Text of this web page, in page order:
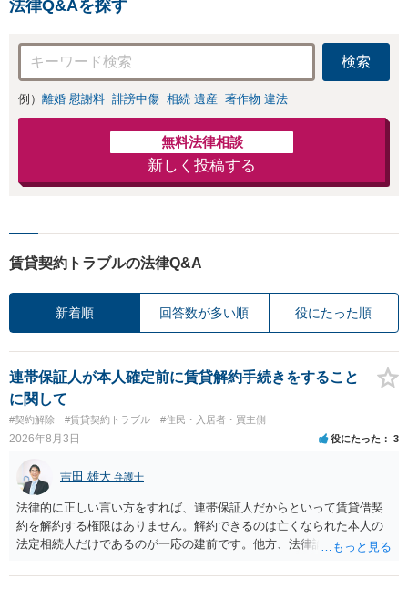
法律Q&Aを探す
検索
例） 離婚 慰謝料 誹謗中傷 相続 遺産 著作物 違法
無料法律相談
新しく投稿する
賃貸契約トラブルの法律Q&A
新着順 回答数が多い順 役にたった順
連帯保証人が本人確定前に賃貸解約手続きをすること
に関して
#契約解除 #賃貸契約トラブル #住民・入居者・買主側
2026年8月3日 役にたった 3
吉田 雄大 弁護士
法律的に正しい言い方をすれば、連帯保証人だからといって賃貸借契
約を解約する権限はありません。解約できるのは亡くなられた本人の
法定相続人だけであるのが一応の建前です。他方、法律論はさてお
する動機づけがなくなります。 今回進められつつある手続はあくまで